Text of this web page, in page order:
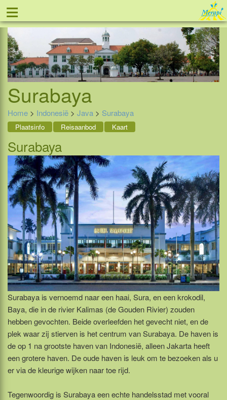
≡ Tel: 088 - 81 11 999
Surabaya
Home > Indonesië > Java > Surabaya
Plaatsinfo Reisaanbod Kaart
Surabaya
Surabaya is vernoemd naar een haai, Sura, en een krokodil,
Baya, die in de rivier Kalimas (de Gouden Rivier) zouden
hebben gevochten. Beide overleefden het gevecht niet, en de
plek waar zij stierven is het centrum van Surabaya. De haven is
de op 1 na grootste haven van Indonesië, alleen Jakarta heeft
een grotere haven. De oude haven is leuk om te bezoeken als u
er via de kleurige wijken naar toe rijd.
Tegenwoordig is Surabaya een echte handelsstad met vooral